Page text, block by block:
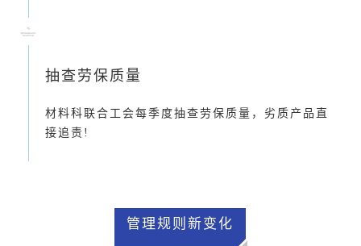
抽查劳保质量
材料科联合工会每季度抽查劳保质量，劣质产品直
接追责!
管理规则新变化